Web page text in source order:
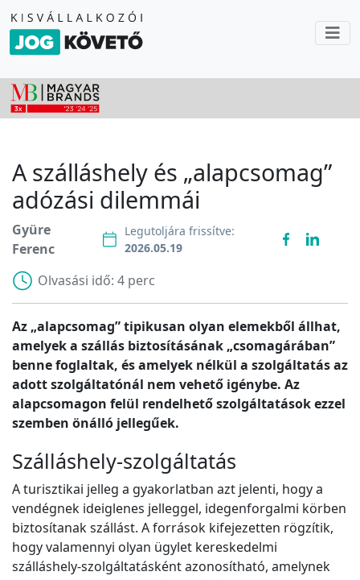
A szálláshely és „alapcsomag”
adózási dilemmái
Gyüre
Ferenc
Legutoljára frissítve:
2026.05.19
Olvasási idő: 4 perc
Az „alapcsomag” tipikusan olyan elemekből állhat,
amelyek a szállás biztosításának „csomagárában”
benne foglaltak, és amelyek nélkül a szolgáltatás az
adott szolgáltatónál nem vehető igénybe. Az
alapcsomagon felül rendelhető szolgáltatások ezzel
szemben önálló jellegűek.
Szálláshely-szolgáltatás
A turisztikai jelleg a gyakorlatban azt jelenti, hogy a
vendégnek ideiglenes jelleggel, idegenforgalmi körben
biztosítanak szállást. A források kifejezetten rögzítik,
hogy valamennyi olyan ügylet kereskedelmi
szálláshely-szolgáltatásként azonosítható, amelynek